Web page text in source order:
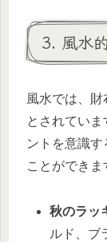
3. 風水
風水では、
とされてい
ントを意識
ことができま
秋のラッ
ルド、ブ